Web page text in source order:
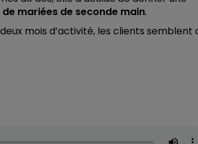
mariées de seconde main.
mois d’activité, les clients semblent